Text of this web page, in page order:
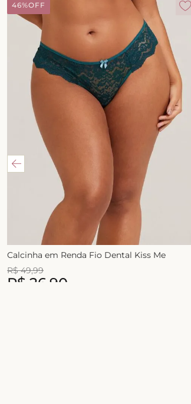
46%OFF
Calcinha em Renda Fio Dental Kiss Me
R$ 49,99
R$ 26 90